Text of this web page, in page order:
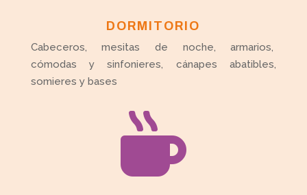
DORMITORIO
Cabeceros, mesitas de noche, armarios,
cómodas y sinfonieres, cánapes abatibles,
somieres y bases
